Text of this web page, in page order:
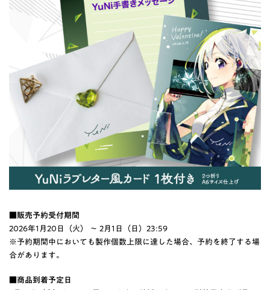
■販売予約受付期間
2026年1月20日（火） ～ 2月1日（日）23:59
※予約期間中においても製作個数上限に達した場合、予約を終了する場
合があります。
■商品到着予定日